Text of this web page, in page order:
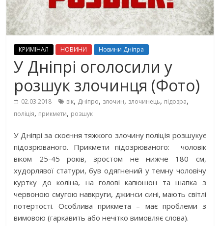
КРИМІНАЛ НОВИНИ Новини Дніпра
У Дніпрі оголосили у
розшук злочинця (Фото)
02.03.2018 вік, Дніпро, злочин, злочинець, підозра,
поліція, прикмети, розшук
У Дніпрі за скоєння тяжкого злочину поліція розшукує
підозрюваного. Прикмети підозрюваного: чоловік
віком 25-45 років, зростом не нижче 180 см,
худорлявої статури, був одягнений у темну чоловічу
куртку до коліна, на голові капюшон та шапка з
червоною смугою навкруги, джинси сині, мають світлі
потертості. Особлива прикмета – має проблеми з
вимовою (гаркавить або нечітко вимовляє слова).